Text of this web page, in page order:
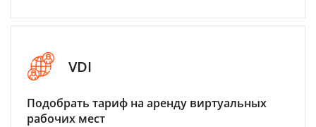
VDI
Подобрать тариф на аренду виртуальных
рабочих мест